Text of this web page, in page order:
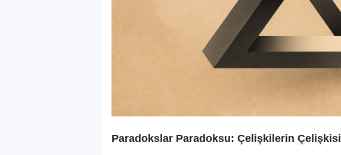
Paradokslar Paradoksu: Çelişkilerin Çelişkisi